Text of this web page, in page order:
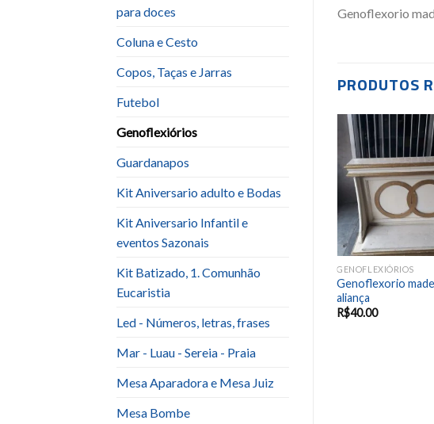
para doces
Coluna e Cesto
Copos, Taças e Jarras
Futebol
Genoflexiórios
Guardanapos
Kit Aniversario adulto e Bodas
Kit Aniversario Infantil e
eventos Sazonais
Kit Batizado, 1. Comunhão
Eucaristia
Led - Números, letras, frases
Mar - Luau - Sereia - Praia
Mesa Aparadora e Mesa Juiz
Mesa Bombe
Genoflexorio
PRODUTOS
GENOFLEXIÓRIOS
Genoflexorio
aliança
R$40.00
Genoflexorio com cetim
R$50.00